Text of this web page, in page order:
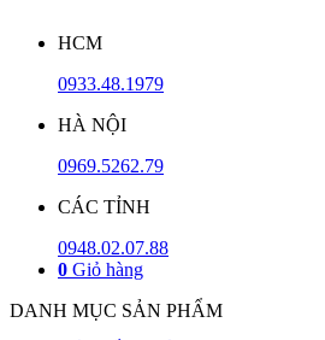
HCM
0933.48.1979
HÀ NỘI
0969.5262.79
CÁC TỈNH
0948.02.07.88
0 Giỏ hàng
DANH MỤC SẢN PHẨM